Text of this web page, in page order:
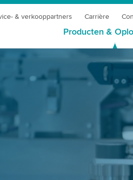
& verkooppartners Carrière
Producten &